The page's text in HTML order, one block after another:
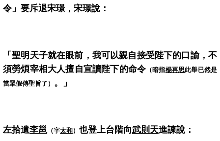
令」要斥退宋璟， 宋璟說：
「聖明天子就在眼前，我可以親自接受陛下的口諭，不
須勞煩宰相大人擅自宣讀陛下的命令（暗指楊再思此舉已然是
當眾假傳聖旨了） 。」
左拾遺李邕（字太和 ） 也登上台階向武則天進諫說：